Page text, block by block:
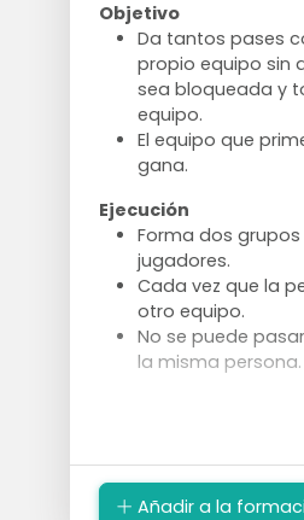
Objetivo
Da tantos pases
propio equipo sin
sea bloqueada y
equipo.
El equipo que
gana.
Ejecución
Forma dos
jugadores.
Cada vez que la
otro equipo.
No se puede
la misma persona.
Añadir a la